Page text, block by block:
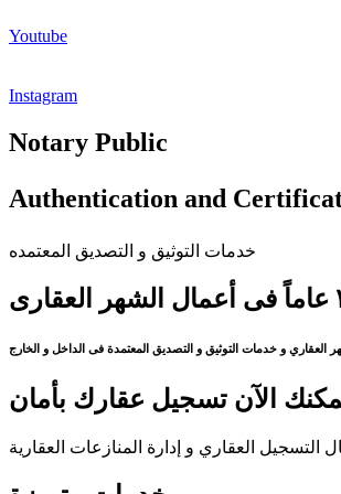
Youtube
Instagram
Notary Public
Authentication and
خدمات التوثيق و التصديق المعتمده
و خدمات التوثيق و التصديق المعتمدة فى الداخل و الخارج
الآن تسجيل عقارك بأمان
العقاري و إدارة المنازعات العقارية